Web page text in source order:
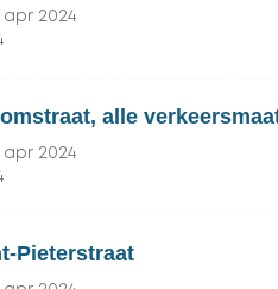
apr 2024
alle
apr 2024
Pieterstraat